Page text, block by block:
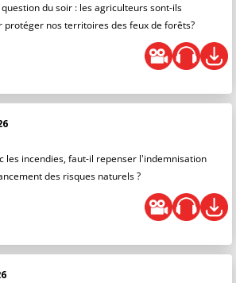
du soir : les agriculteurs sont-ils
protéger nos territoires des feux de forêts?
les incendies, faut-il repenser l'indemnisation
des risques naturels ?